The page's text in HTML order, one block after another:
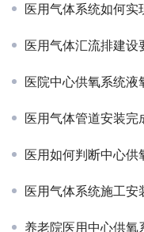
医用气体系统如何实
医用气体汇流排建设
医院中心供氧系统液
医用气体管道安装
医用如何判断中心供
医用气体系统施工安
养老院医用中心供氧